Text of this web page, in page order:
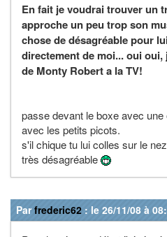
En fait je voudrai trouver un
approche un peu trop son
chose de désagréable pour
directement de moi... oui
de Monty Robert a la TV!
passe devant le boxe avec
avec les petits picots.
s'il chique tu lui colles sur le
très désagréable
Parfrederic62 : le 26/11/08 à